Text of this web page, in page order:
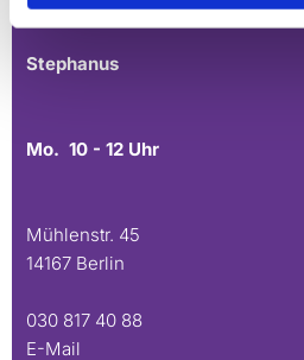
E-Mail
Stephanus
Mo. 10 - 12 Uhr
Mühlenstr. 45
14167 Berlin
030 817 40 88
E-Mail